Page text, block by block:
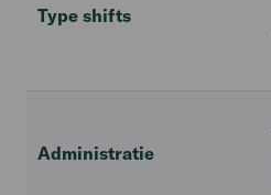
Type shifts
Administratie